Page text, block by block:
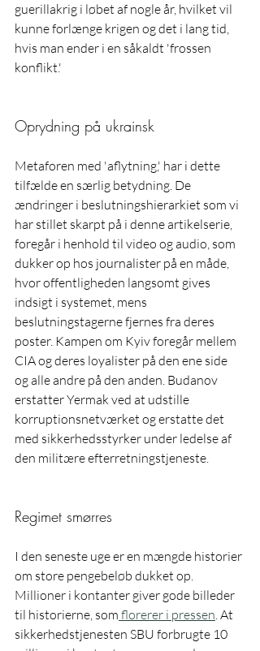
guerillakrig i løbet af nogle år, hvilket vil
kunne forlænge krigen og det i lang tid,
hvis man ender i en såkaldt 'frossen
konflikt.'
Oprydning på ukrainsk
Metaforen med 'aflytning,' har i dette
tilfælde en særlig betydning. De
ændringer i beslutningshierarkiet som vi
har stillet skarpt på i denne artikelserie,
foregår i henhold til video og audio, som
dukker op hos journalister på en måde,
hvor offentligheden langsomt gives
indsigt i systemet, mens
beslutningstagerne fjernes fra deres
poster. Kampen om Kyiv foregår mellem
CIA og deres loyalister på den ene side
og alle andre på den anden. Budanov
erstatter Yermak ved at udstille
korruptionsnetværket og erstatte det
med sikkerhedsstyrker under ledelse af
den militære efterretningstjeneste.
Regimet smørres
I den seneste uge er en mængde historier
om store pengebeløb dukket op.
Millioner i kontanter giver gode billeder
til historierne, som florerer i pressen. At
sikkerhedstjenesten SBU forbrugte 10